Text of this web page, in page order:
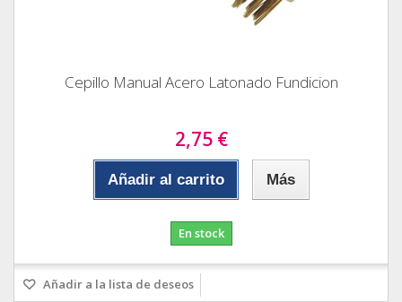
Cepillo Manual Acero Latonado Fundicion
2,75 €
Añadir al carrito Más
En stock
Añadir a la lista de deseos